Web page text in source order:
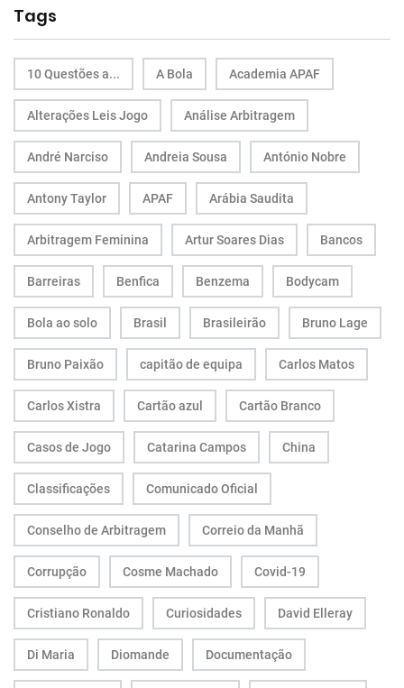
Tags
10 Questões a... A Bola Academia APAF
Alterações Leis Jogo Análise Arbitragem
André Narciso Andreia Sousa António Nobre
Antony Taylor APAF Arábia Saudita
Arbitragem Feminina Artur Soares Dias Bancos
Barreiras Benfica Benzema Bodycam
Bola ao solo Brasil Brasileirão Bruno Lage
Bruno Paixão capitão de equipa Carlos Matos
Carlos Xistra Cartão azul Cartão Branco
Casos de Jogo Catarina Campos China
Classificações Comunicado Oficial
Conselho de Arbitragem Correio da Manhã
Corrupção Cosme Machado Covid-19
Cristiano Ronaldo Curiosidades David Elleray
Di Maria Diomande Documentação